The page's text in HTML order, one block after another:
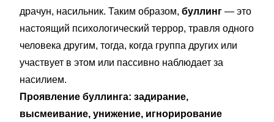
драчун, насильник. Таким образом, буллинг — это
настоящий психологический террор, травля одного
человека другим, тогда, когда группа других или
участвует в этом или пассивно наблюдает за
насилием.
Проявление буллинга: задирание,
высмеивание, унижение, игнорирование